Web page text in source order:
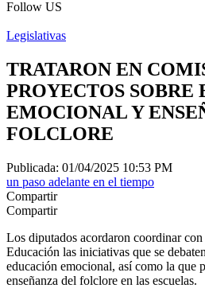
Follow US
Legislativas
TRATARON EN
PROYECTOS SOBRE
EMOCIONAL Y
FOLCLORE
Publicada: 01/04/2025 10:53 PM
un paso adelante en el tiempo
Compartir
Compartir
Los diputados acordaron coordinar
Educación las iniciativas que se
educación emocional, así como la que
enseñanza del folclore en las escuelas.